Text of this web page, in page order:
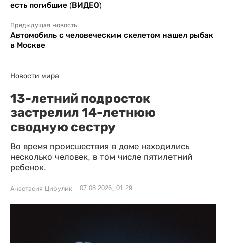
есть погибшие (ВИДЕО)
Предыдущая новость
Автомобиль с человеческим скелетом нашел рыбак
в Москве
Новости мира
13-летний подросток
застрелил 14-летнюю
сводную сестру
Во время происшествия в доме находились
несколько человек, в том числе пятилетний
ребенок.
Анастасия Цирулик 07.08.2026, 01:29